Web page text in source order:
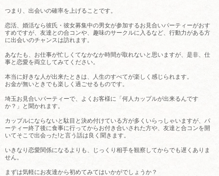
つまり、出会いの確率を上げることです。
恋活、婚活なら彼氏・彼女募集中の男女が参加するお見合いパーティーがおす
すめですが、友達との合コンや、趣味のサークルに入るなど、行動力がある方
に出会いのチャンスは訪れます。
あなたも、お仕事が忙しくてなかなか時間が取れないと思いますが、是非、仕
事と恋愛を両立してみてください。
本当に好きな人が出来たときは、人生のすべてが楽しく感じられます。
お金が無いときでも楽しく過ごせるものです。
埼玉お見合いパーティーで、よくお客様に「何人カップルが出来るんです
か？」と聞かれます。
カップルにならないと駄目と決め付けている方が多くいらっしゃいますが、パ
ーティー終了後に食事に行ってからお付き合いされた方や、友達と合コンを開
いてそこで出会った!と言う話は良く聞きます。
いきなり恋愛関係になるよりも、じっくり相手を観察してからでも遅くありま
せん。
まずは気軽にお友達から初めてみてはいかがでしょうか？